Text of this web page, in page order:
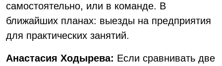
самостоятельно, или в команде. В
ближайших планах: выезды на предприятия
для практических занятий.
Анастасия Ходырева: Если сравнивать две